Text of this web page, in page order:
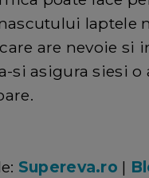
laptele
are nevoie si
si asigura siesi o
Supereva.ro |